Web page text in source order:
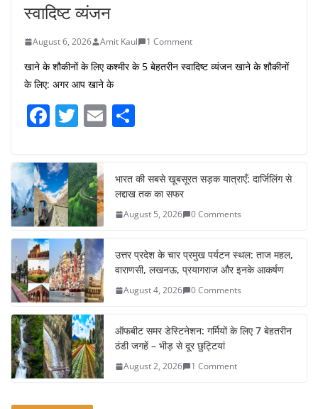
स्वादिष्ट व्यंजन
August 6, 2026 Amit Kaul 1 Comment
खाने के शौकीनों के लिए कश्मीर के 5 बेहतरीन स्वादिष्ट व्यंजन खाने के शौकीनों
के लिए: अगर आप खाने के
F
c
e
b
o
o
k
T
itt
er
E
e
भारत की सबसे खूबसूरत सड़क यात्राएँ: दार्जिलिंग से
लद्दाख तक का सफर
August 5, 2026 0 Comments
उत्तर प्रदेश के चार प्रमुख पर्यटन स्थल: ताज महल,
वाराणसी, लखनऊ, प्रयागराज और इनके आकर्षण
August 4, 2026 0 Comments
ऑफबीट समर डेस्टिनेशन: गर्मियों के लिए 7 बेहतरीन
ठंडी जगहें – भीड़ से दूर छुट्टियां
August 2, 2026 1 Comment